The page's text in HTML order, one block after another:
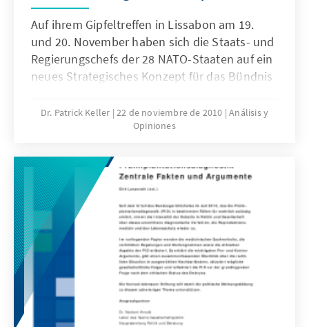
Auf ihrem Gipfeltreffen in Lissabon am 19.
und 20. November haben sich die Staats- und
Regierungschefs der 28 NATO-Staaten auf ein
neues Strategisches Konzept für das Bündnis
und strategischen Konsens der Allianz
abbilden und zugleich stärken. Darüber
Aufgaben der NATO Orientierung verschaffen.
Diese Analyse stellt die wichtigsten Elemente
des Strategischen Konzeptes vor und
bewertet ihre politische
Bedeutung.Printversion ab 29. November
2010 verfügbar!
Dr. Patrick Keller 22 de noviembre de 2010 Análisis y
Opiniones